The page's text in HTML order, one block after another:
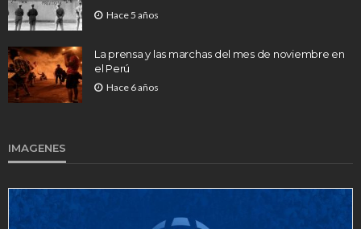
Hace 5 años
La prensa y las marchas del mes de noviembre en
el Perú
Hace 6 años
IMAGENES